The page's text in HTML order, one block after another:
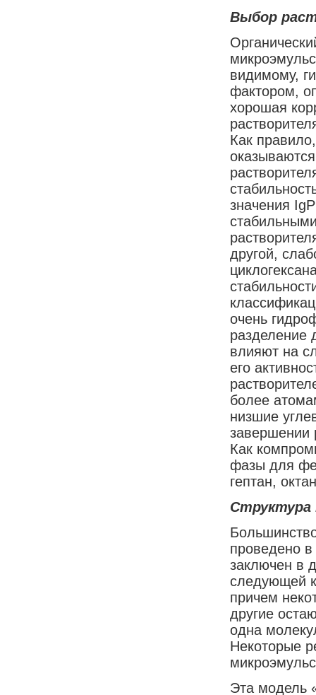
Выбор
видимому,
фактором,
хорошая
Как
значения
другой,
очень
разделение
влияют на
его
более
низшие
завершении
Как
фазы для
гептан,
Структура
проведено
заключен в
следующей
причем
другие
одна
Некоторые
Эта модель